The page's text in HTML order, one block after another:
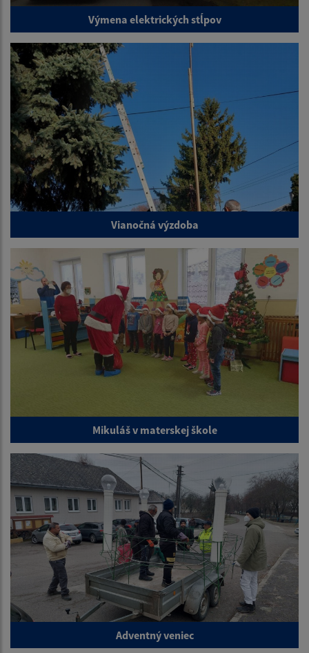
Výmena elektrických stĺpov
Vianočná výzdoba
Mikuláš v materskej škole
Adventný veniec